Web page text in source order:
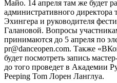
Майо. 14 апреля там же будет
административного директора
Эхингера и руководителя
Галановой. Вопросы
принимаются до 5 апреля по
pr@danceopen.com. Также
будет посмотреть запись
до того проведет в Академии
Peeping Tom Лорен Ланглуа.